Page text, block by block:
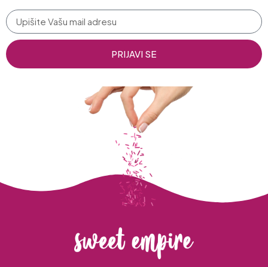
PRIJAVI SE